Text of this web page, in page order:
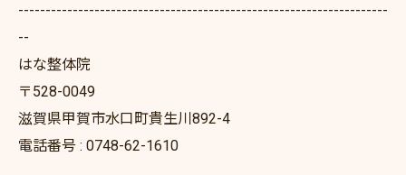
--------------------------------------------------------------------
--
はな整体院
〒528-0049
滋賀県甲賀市水口町貴生川892-4
電話番号 : 0748-62-1610